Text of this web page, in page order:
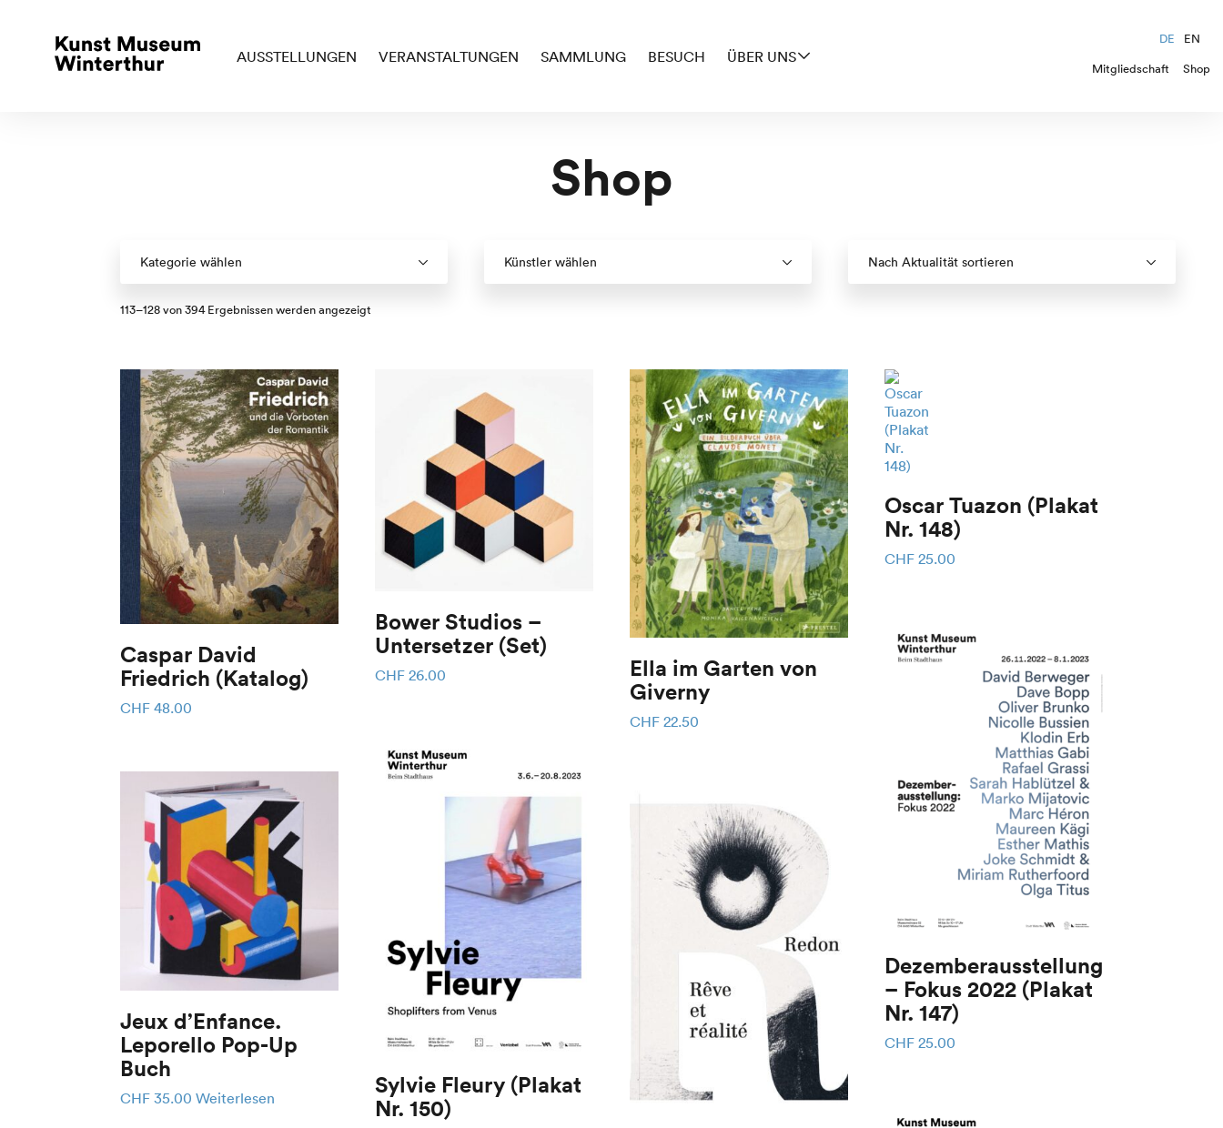
AUSSTELLUNGEN VERANSTALTUNGEN SAMMLUNG BESUCH ÜBER UNS
DE
EN
Mitgliedschaft
Shop
Shop
Kategorie wählen Künstler wählen Nach Aktualität sortieren
113–128 von 394 Ergebnissen werden angezeigt
Caspar David
Friedrich (Katalog)
CHF 48.00
Jeux d’Enfance.
Leporello Pop-Up
Buch
CHF 35.00 Weiterlesen
Bower Studios –
Untersetzer (Set)
CHF 26.00
Sylvie Fleury (Plakat
Nr. 150)
Ella im Garten von
Giverny
CHF 22.50
Oscar Tuazon (Plakat
Nr. 148)
CHF 25.00
Dezemberausstellung
– Fokus 2022 (Plakat
Nr. 147)
CHF 25.00